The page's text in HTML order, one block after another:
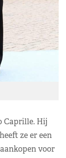
Caprille. Hij
ze er een
voor